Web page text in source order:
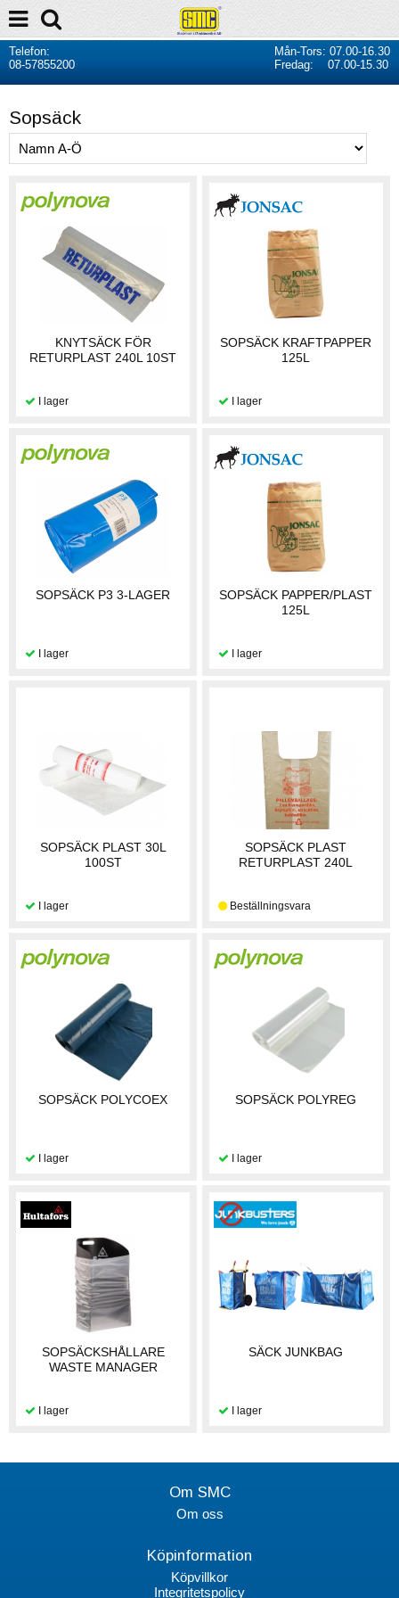
Telefon:
08-57855200
Mån-Tors: 07.00-16.30
Fredag: 07.00-15.30
Sopsäck
KNYTSÄCK FÖR
RETURPLAST 240L 10ST
SOPSÄCK KRAFTPAPPER
125L
SOPSÄCK P3 3-LAGER
SOPSÄCK PAPPER/PLAST
125L
SOPSÄCK PLAST 30L
100ST
SOPSÄCK PLAST
RETURPLAST 240L
SOPSÄCK POLYCOEX SOPSÄCK POLYREG
SOPSÄCKSHÅLLARE
WASTE MANAGER
SÄCK JUNKBAG
Om SMC
Om oss
Köpinformation
Köpvillkor
Integritetspolicy